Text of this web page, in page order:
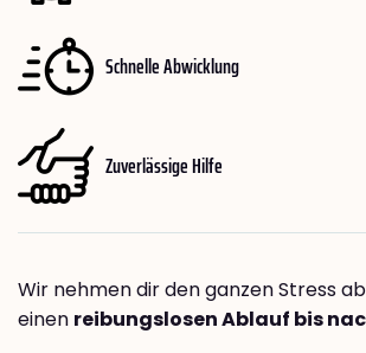
Schnelle Abwicklung
Zuverlässige Hilfe
Wir nehmen dir den ganzen Stress
einen reibungslosen Ablauf bis